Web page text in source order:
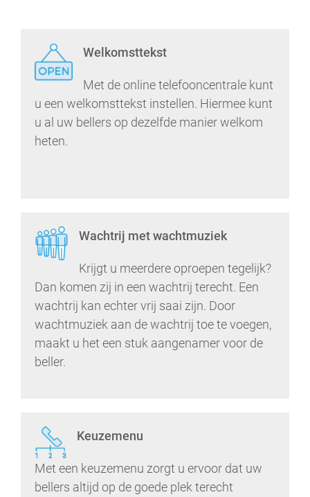
Welkomsttekst
Met de online telefooncentrale kunt
u een welkomsttekst instellen. Hiermee kunt
u al uw bellers op dezelfde manier welkom
heten.
Wachtrij met wachtmuziek
Krijgt u meerdere oproepen tegelijk?
Dan komen zij in een wachtrij terecht. Een
wachtrij kan echter vrij saai zijn. Door
wachtmuziek aan de wachtrij toe te voegen,
maakt u het een stuk aangenamer voor de
beller.
Keuzemenu
Met een keuzemenu zorgt u ervoor dat uw
bellers altijd op de goede plek terecht